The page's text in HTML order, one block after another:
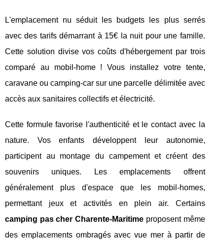
L'emplacement nu séduit les budgets les plus serrés
avec des tarifs démarrant à 15€ la nuit pour une famille.
Cette solution divise vos coûts d'hébergement par trois
comparé au mobil-home ! Vous installez votre tente,
caravane ou camping-car sur une parcelle délimitée avec
accès aux sanitaires collectifs et électricité.
Cette formule favorise l'authenticité et le contact avec la
nature. Vos enfants développent leur autonomie,
participent au montage du campement et créent des
souvenirs uniques. Les emplacements offrent
généralement plus d'espace que les mobil-homes,
permettant jeux et activités en plein air. Certains
camping pas cher Charente-Maritime proposent même
des emplacements ombragés avec vue mer à partir de